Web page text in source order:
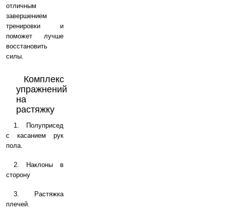
отличным
завершением
тренировки и
поможет лучше
восстановить
силы.
Комплекс
упражнений
на
растяжку
1. Полуприсед
с касанием рук
пола.
2. Наклоны в
сторону
3. Растяжка
плечей.